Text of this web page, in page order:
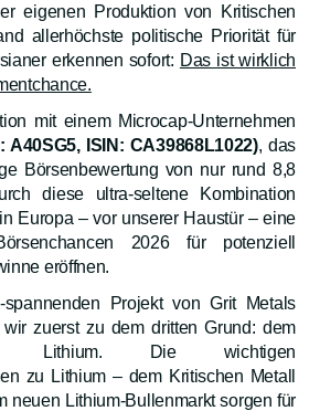
eigenen Produktion von Kritischen
allerhöchste politische Priorität für
erkennen sofort: Das ist wirklich
mit einem Microcap-Unternehmen
A40SG5, ISIN: CA39868L1022), das
Börsenbewertung von nur rund 8,8
diese ultra-seltene Kombination
Europa – vor unserer Haustür – eine
2026 für potenziell
eröffnen.
Projekt von Grit Metals
zuerst zu dem dritten Grund: dem
Lithium. Die wichtigen
zu Lithium – dem Kritischen Metall
neuen Lithium-Bullenmarkt sorgen für